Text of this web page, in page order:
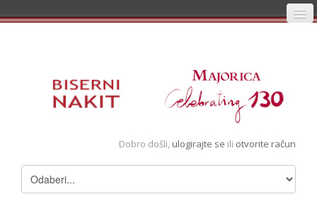
Registracija
Pregledani artikli
Dobro došli, ulogirajte se ili otvorite račun